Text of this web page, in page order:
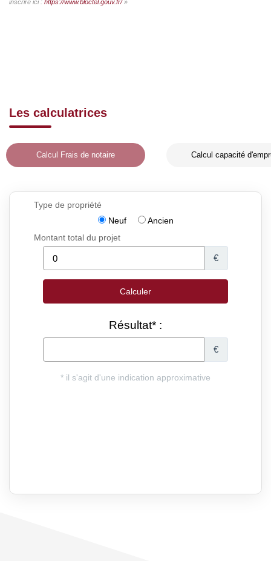
inscrire ici : https://www.bloctel.gouv.fr/»
Les calculatrices
Calcul Frais de notaire Calcul capacité